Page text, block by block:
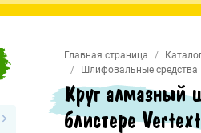
Главная страница
Шлифовальные средства
Круг алмазный
блистере